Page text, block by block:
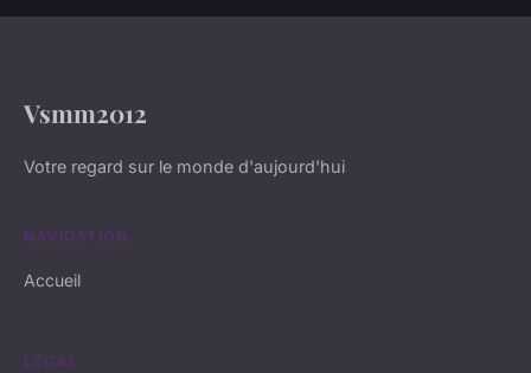
Vsmm2012
Votre regard sur le monde d'aujourd'hui
NAVIGATION
Accueil
LÉGAL